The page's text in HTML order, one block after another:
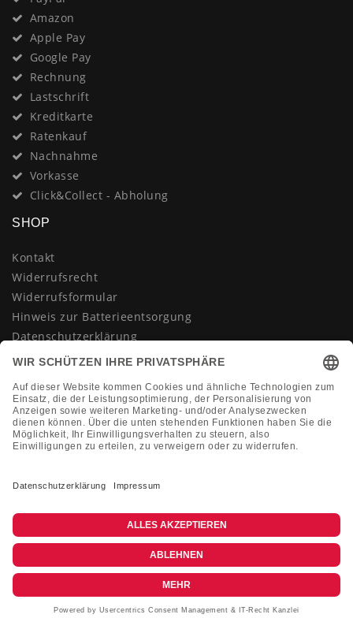
Amazon
Apple Pay
Google Pay
Rechnung
Lastschrift
Kreditkarte
Ratenkauf
Nachnahme
Vorkasse
Click&Collect - Abholung
SHOP
Kontakt
Widerrufsrecht
Widerrufsformular
Hinweis zur Batterieentsorgung
Datenschutzerklärung
AGB
Vertrag widerrufen
KONTAKT
+49 (0)2133 210433
shop@dienadel.de
Kieler Str. 18 - 41540 Dormagen
Kundenmeinungen